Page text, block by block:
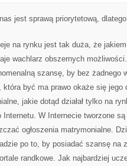
jest sprawą priorytetową, dlatego
na rynku jest tak duża, że
wachlarz obszernych
szansę, by bez żadnego
być ma prawo okaże się jego
jakie dotąd działał tylko na
Internetu. W Internecie tworzone
ogłoszenia matrymonialne.
po to, by posiadać szansę na
randkowe. Jak najbardziej